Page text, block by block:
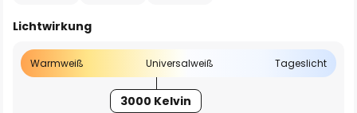
Lichtwirkung
Warmweiß Universalweiß Tageslicht
3000 Kelvin